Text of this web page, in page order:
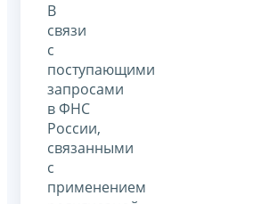
В
связи
с
поступающими
запросами
в ФНС
России,
связанными
с
применением